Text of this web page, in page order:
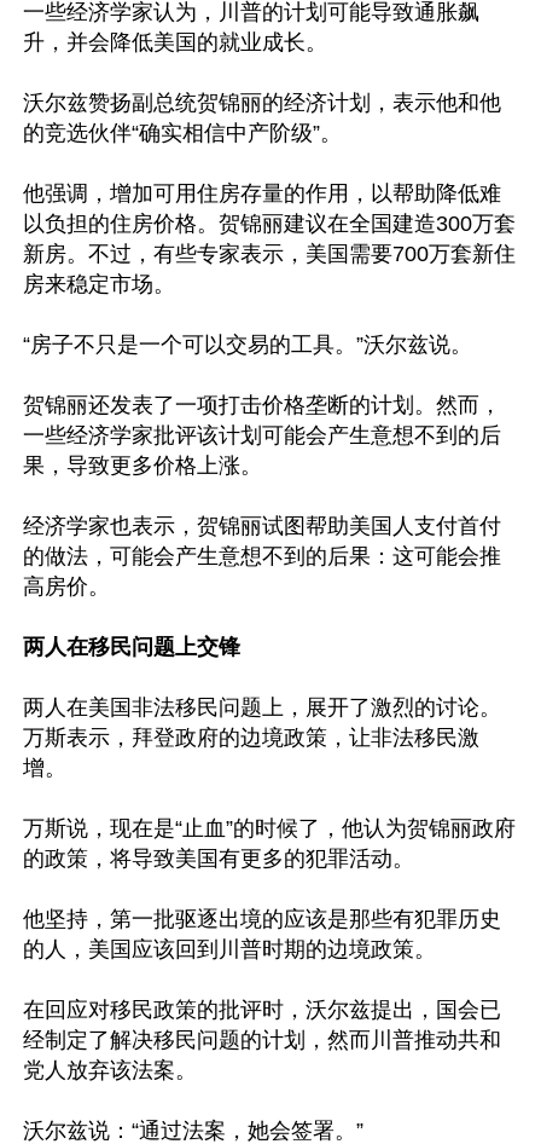
一些经济学家认为，川普的计划可能导致通胀飙
升，并会降低美国的就业成长。
沃尔兹赞扬副总统贺锦丽的经济计划，表示他和他
的竞选伙伴“确实相信中产阶级”。
他强调，增加可用住房存量的作用，以帮助降低难
以负担的住房价格。贺锦丽建议在全国建造300万套
新房。不过，有些专家表示，美国需要700万套新住
房来稳定市场。
“房子不只是一个可以交易的工具。”沃尔兹说。
贺锦丽还发表了一项打击价格垄断的计划。然而，
一些经济学家批评该计划可能会产生意想不到的后
果，导致更多价格上涨。
经济学家也表示，贺锦丽试图帮助美国人支付首付
的做法，可能会产生意想不到的后果：这可能会推
高房价。
两人在移民问题上交锋
两人在美国非法移民问题上，展开了激烈的讨论。
万斯表示，拜登政府的边境政策，让非法移民激
增。
万斯说，现在是“止血”的时候了，他认为贺锦丽政府
的政策，将导致美国有更多的犯罪活动。
他坚持，第一批驱逐出境的应该是那些有犯罪历史
的人，美国应该回到川普时期的边境政策。
在回应对移民政策的批评时，沃尔兹提出，国会已
经制定了解决移民问题的计划，然而川普推动共和
党人放弃该法案。
沃尔兹说：“通过法案，她会签署。”